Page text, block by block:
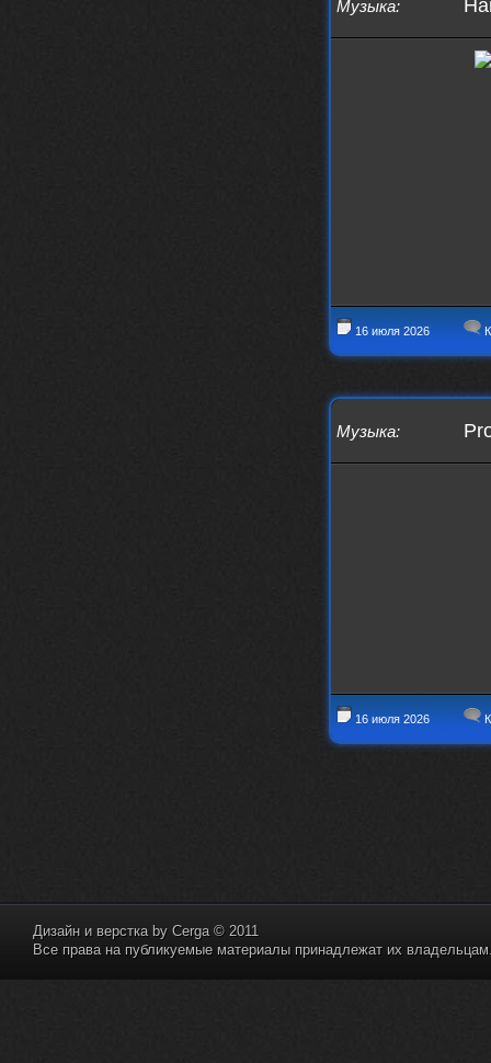
Музыка:
16 июля 2026
Музыка:
16 июля 2026
Дизайн и верстка by Cerga© 2011
Все права на публикуемые материалы принадлежат их